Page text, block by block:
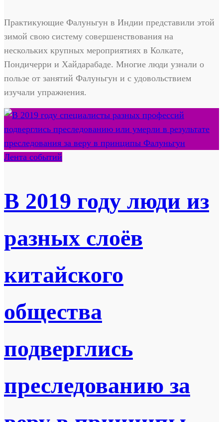
Практикующие Фалуньгун в Индии представили этой
зимой свою систему совершенствования на
нескольких крупных мероприятиях в Колкате,
Пондичерри и Хайдарабаде. Многие люди узнали о
пользе от занятий Фалуньгун и с удовольствием
изучали упражнения.
Лента событий
В 2019 году люди из
разных слоёв
китайского
общества
подверглись
преследованию за